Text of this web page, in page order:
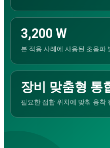
3,200 W
본 적용 사례에 사용된 초음파
장비 맞춤형 통
필요한 접합 위치에 맞춰 용착